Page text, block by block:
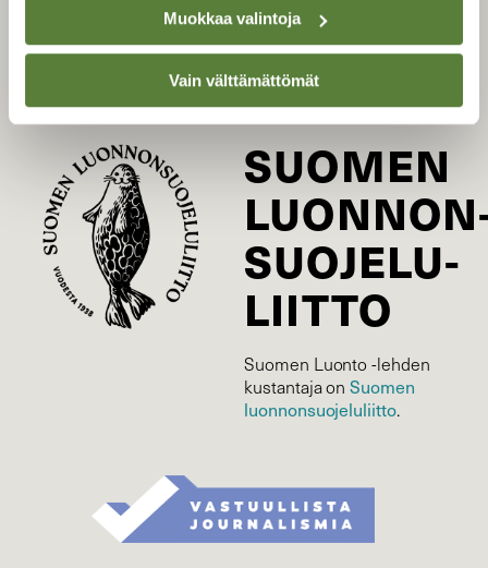
Muokkaa valintoja
Vain välttämättömät
Tilaa digilukuoikeus
Äänestä parasta juttua
Tilaa uutiskirje
SUOMEN
SUOJELU­
LIITTO
Suomen Luonto -lehden
kustantaja onSuomen
luonnonsuojelu­liitto.